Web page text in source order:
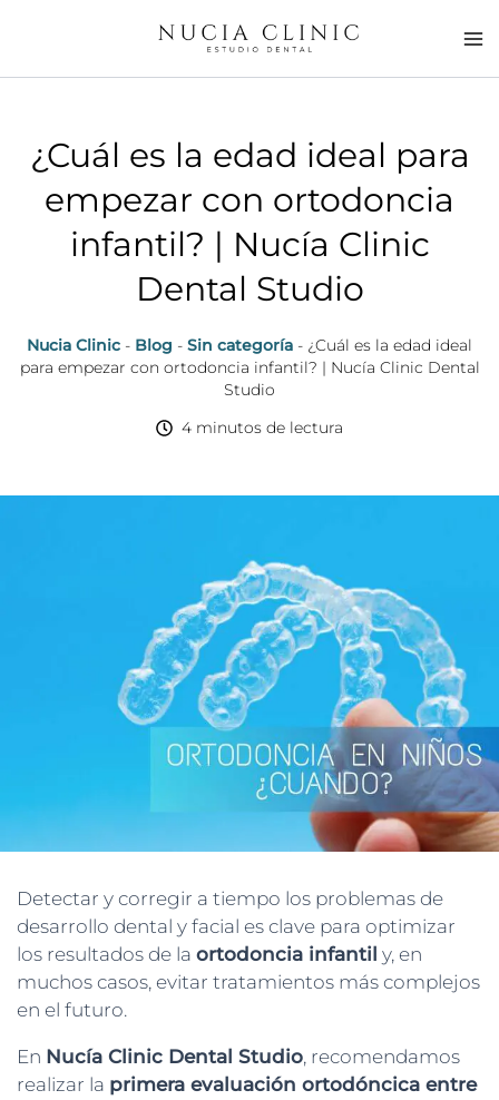
¿Cuál es la edad ideal para
empezar con ortodoncia
infantil? | Nucía Clinic
Dental Studio
Nucia Clinic - Blog - Sin categoría - ¿Cuál es la edad ideal
para empezar con ortodoncia infantil? | Nucía Clinic Dental
Studio
4 minutos de lectura
Detectar y corregir a tiempo los problemas de
desarrollo dental y facial es clave para optimizar
los resultados de la ortodoncia infantil y, en
muchos casos, evitar tratamientos más complejos
en el futuro.
En Nucía Clinic Dental Studio, recomendamos
realizar la primera evaluación ortodóncica entre